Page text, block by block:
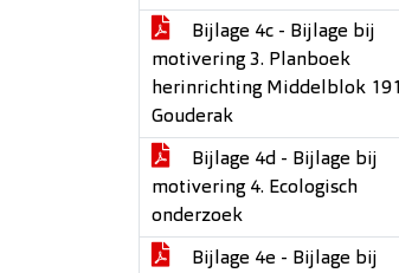
Bijlage 4c - Bijlage bij
motivering 3. Planboek
herinrichting Middelblok 191
Gouderak
Bijlage 4d - Bijlage bij
motivering 4. Ecologisch
onderzoek
Bijlage 4e - Bijlage bij